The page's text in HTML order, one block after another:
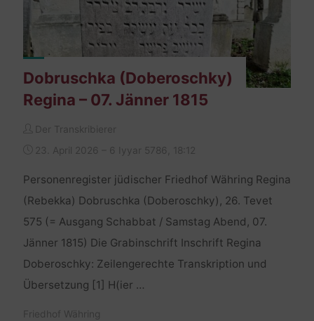
Dobruschka (Doberoschky)
Regina – 07. Jänner 1815
Der Transkribierer
23. April 2026 – 6 Iyyar 5786, 18:12
Personenregister jüdischer Friedhof Währing Regina
(Rebekka) Dobruschka (Doberoschky), 26. Tevet
575 (= Ausgang Schabbat / Samstag Abend, 07.
Jänner 1815) Die Grabinschrift Inschrift Regina
Doberoschky: Zeilengerechte Transkription und
Übersetzung [1] H(ier …
Friedhof Währing